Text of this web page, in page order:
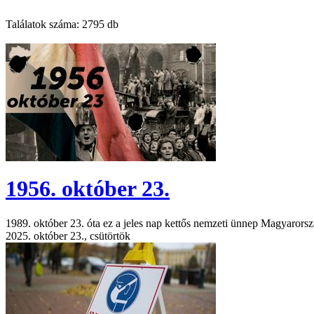
Találatok száma: 2795 db
1956. október 23.
1989. október 23. óta ez a jeles nap kettős nemzeti ünnep
2025. október 23., csütörtök